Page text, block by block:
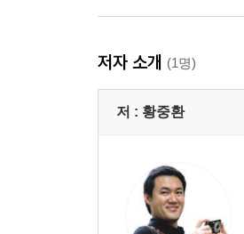
저자 소개 (1명)
저 : 황중환